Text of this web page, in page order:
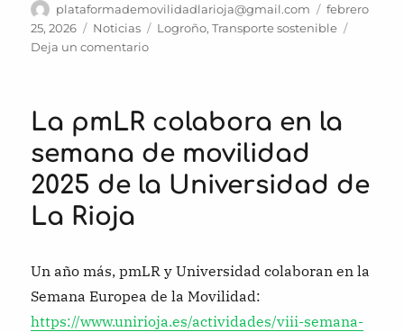
Autor
plataformademovilidadlarioja@gmail.com
Publicado
el
febrero
25, 2026
Categorías
Noticias Etiquetas
Logroño,Transporte sostenible
Deja un comentarioen
sobre
autobuses
–
¿la
completamos?
La pmLR colabora en la
semana de movilidad
2025 de la Universidad de
La Rioja
Un año más, pmLR y Universidad colaboran en la
Semana Europea de la Movilidad:
https://www.unirioja.es/actividades/viii-semana-